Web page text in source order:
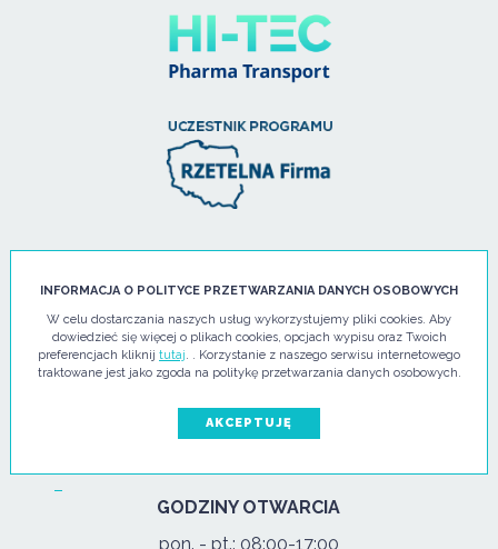
07-200 Wyszków
+48 29 743 08 80
GODZINY OTWARCIA
pon. - pt.: 08:00-17:00
INFORMACJA O POLITYCE PRZETWARZANIA DANYCH OSOBOWYCH
W celu dostarczania naszych usług wykorzystujemy pliki cookies. Aby
dowiedzieć się więcej o plikach cookies, opcjach wypisu oraz Twoich
preferencjach kliknij tutaj . . Korzystanie z naszego serwisu internetowego
traktowane jest jako zgoda na politykę przetwarzania danych osobowych.
AKCEPTUJĘ